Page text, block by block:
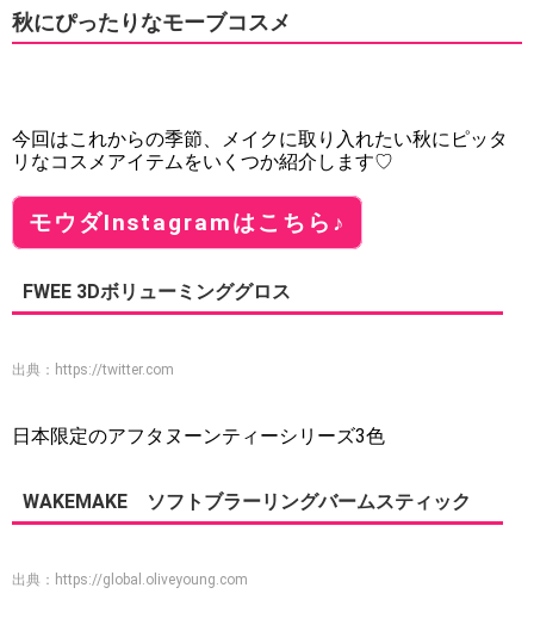
秋にぴったりなモーブコスメ
今回はこれからの季節、メイクに取り入れたい秋にピッタ
リなコスメアイテムをいくつか紹介します♡
モウダInstagramはこちら♪
FWEE 3Dボリューミンググロス
出典： https://twitter.com
日本限定のアフタヌーンティーシリーズ3色
WAKEMAKE ソフトブラーリングバームスティック
出典： https://global.oliveyoung.com